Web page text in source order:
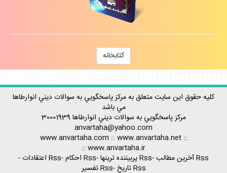
كتابخانه
كليه حقوق اين سايت متعلق به مركز پاسخگويي به سوالات ديني انوارطاها
مي باشد
مركز پاسخگويي به سوالات ديني انوارطاها 30001939
anvartaha@yahoo.com
www.anvartaha.com :: www.anvartaha.net::
www.anvartaha.ir
::
Rss آخرين مطالب
-Rss پربيننده ترينها -Rss احكام -Rss اعتقادات
-
Rss تاريخ
-Rss تفسير